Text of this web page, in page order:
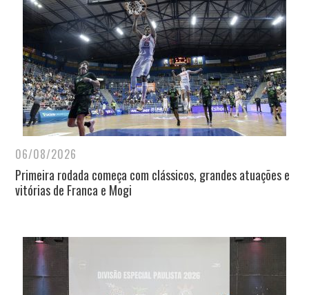
06/08/2026
Primeira rodada começa com clássicos, grandes atuações e
vitórias de Franca e Mogi